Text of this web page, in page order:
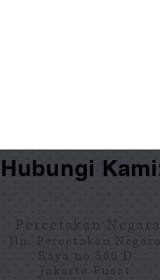
Percetakan Negara
Jln. Percetakan Negara
Raya no 566 D
Jakarta Pusat